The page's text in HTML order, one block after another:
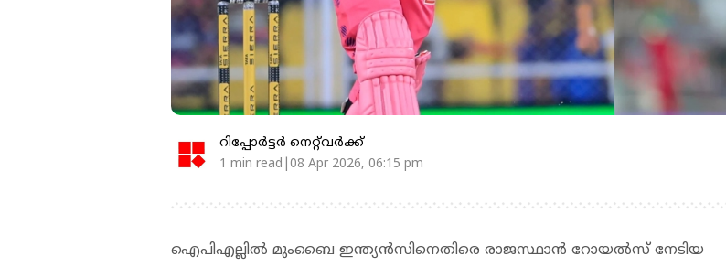
റിപ്പോർട്ടർ നെറ്റ്‌വര്‍ക്ക്‌
1 min read|08 Apr 2026, 06:15 pm
ഐപിഎല്ലിൽ മുംബൈ ഇന്ത്യൻസിനെതിരെ രാജസ്ഥാൻ റോയൽസ് നേടിയ